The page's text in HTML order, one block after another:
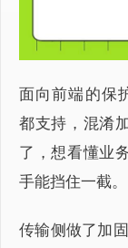
面向前端的保
都支持，混淆
了，想看懂业
手能挡住一截。
传输侧做了加